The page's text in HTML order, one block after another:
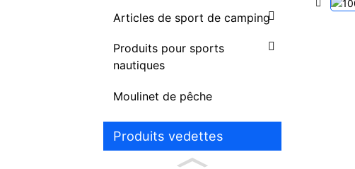
Articles de sport de camping
Produits pour sports
nautiques
Moulinet de pêche
Produits vedettes